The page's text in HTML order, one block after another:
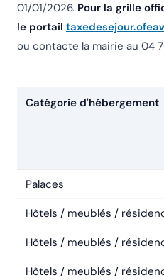
01/01/2026. Pour la grille
le portail
ou contacte la mairie au 04
Catégorie d'hébergement
Palaces
Hôtels / meublés /
Hôtels / meublés /
Hôtels / meublés /